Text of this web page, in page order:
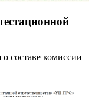
составе комиссии